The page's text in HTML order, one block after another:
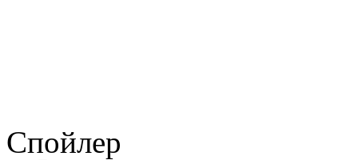
Спойлер